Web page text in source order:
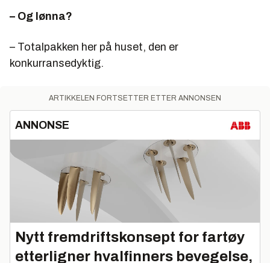
– Og lønna?
– Totalpakken her på huset, den er
konkurransedyktig.
ARTIKKELEN FORTSETTER ETTER ANNONSEN
ANNONSE
Nytt fremdriftskonsept for fartøy
etterligner hvalfinners bevegelse,